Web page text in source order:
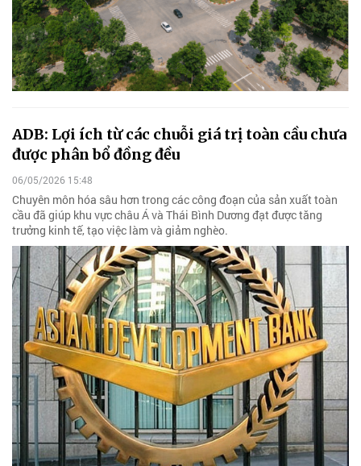
ADB: Lợi ích từ các chuỗi giá trị toàn cầu chưa
được phân bổ đồng đều
06/05/2026 15:48
Chuyên môn hóa sâu hơn trong các công đoạn của sản xuất toàn
cầu đã giúp khu vực châu Á và Thái Bình Dương đạt được tăng
trưởng kinh tế, tạo việc làm và giảm nghèo.